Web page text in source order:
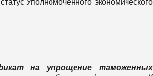
Уполномоченного экономического
на упрощение таможенных